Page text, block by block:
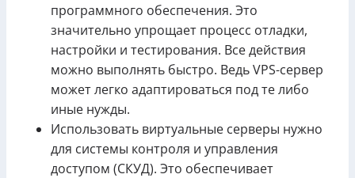
программного обеспечения. Это
значительно упрощает процесс отладки,
настройки и тестирования. Все действия
можно выполнять быстро. Ведь VPS-сервер
может легко адаптироваться под те либо
иные нужды.
Использовать виртуальные серверы нужно
для системы контроля и управления
доступом (СКУД). Это обеспечивает